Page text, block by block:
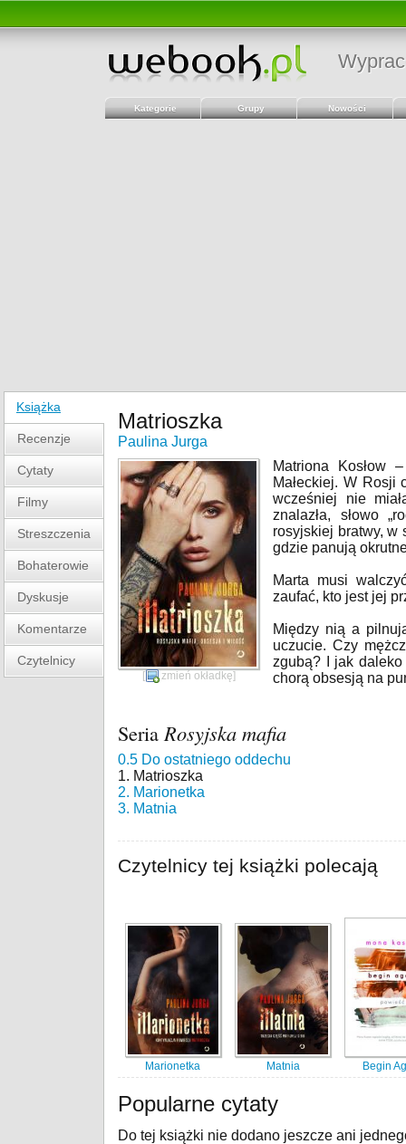
Kategorie Grupy Nowości
Książka
Recenzje
Cytaty
Filmy
Streszczenia
Bohaterowie
Dyskusje
Komentarze
Czytelnicy
Matrioszka
Paulina Jurga
[ zmień okładkę]
Matriona Kosłow
Małeckiej. W Rosji
wcześniej nie
znalazła, słowo
rosyjskiej bratwy, w
gdzie panują
Marta musi
zaufać, kto jest jej
Między nią a
uczucie. Czy
zgubą? I jak daleko
chorą obsesją na
SeriaRosyjska mafia
0.5 Do ostatniego oddechu
1. Matrioszka
2. Marionetka
3. Matnia
Czytelnicy tej książki polecają
Marionetka Matnia Begin
Popularne cytaty
Do tej książki nie dodano jeszcze ani